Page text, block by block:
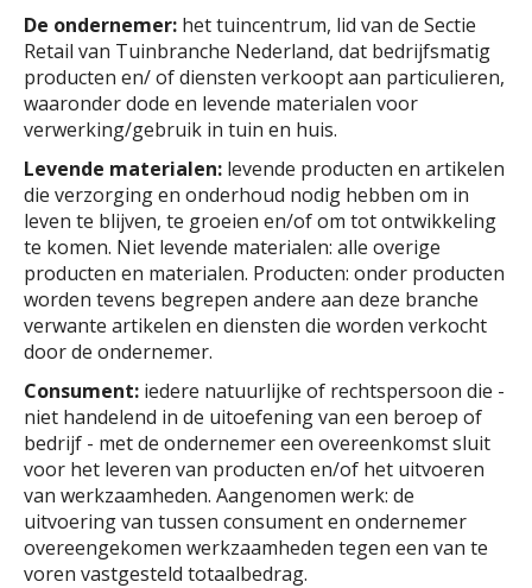
De ondernemer: het tuincentrum, lid van de Sectie
Retail van Tuinbranche Nederland, dat bedrijfsmatig
producten en/ of diensten verkoopt aan particulieren,
waaronder dode en levende materialen voor
verwerking/gebruik in tuin en huis.
Levende materialen: levende producten en artikelen
die verzorging en onderhoud nodig hebben om in
leven te blijven, te groeien en/of om tot ontwikkeling
te komen. Niet levende materialen: alle overige
producten en materialen. Producten: onder producten
worden tevens begrepen andere aan deze branche
verwante artikelen en diensten die worden verkocht
door de ondernemer.
Consument: iedere natuurlijke of rechtspersoon die -
niet handelend in de uitoefening van een beroep of
bedrijf - met de ondernemer een overeenkomst sluit
voor het leveren van producten en/of het uitvoeren
van werkzaamheden. Aangenomen werk: de
uitvoering van tussen consument en ondernemer
overeengekomen werkzaamheden tegen een van te
voren vastgesteld totaalbedrag.